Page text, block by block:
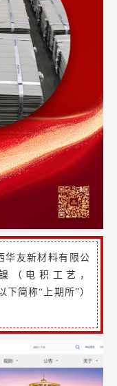
华友新材料有限公
（电积工艺，
简称“上期所”）